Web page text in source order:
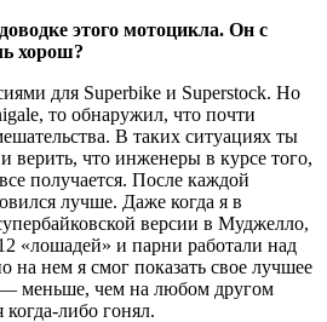
доводке этого мотоцикла. Он с
хорош?
для Superbike и Superstock. Но
то обнаружил, что почти
В таких ситуациях ты
верить, что инженеры в курсе того,
получается. После каждой
лучше. Даже когда я в
версии в Муджелло,
«лошадей» и парни работали над
на нем я смог показать свое лучшее
— меньше, чем на любом другом
либо гонял.